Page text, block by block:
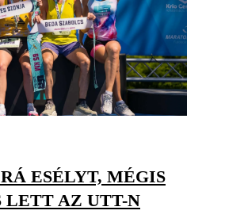
ESÉLYT, MÉGIS
LETT AZ UTT-N